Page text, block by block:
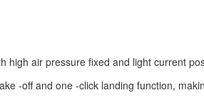
air pressure fixed and light current
-off and one -click landing function,